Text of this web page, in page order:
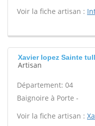
Voir la fiche artisan :
Xavier lopez Sainte
Artisan
Département: 04
Baignoire à Porte -
Voir la fiche artisan :